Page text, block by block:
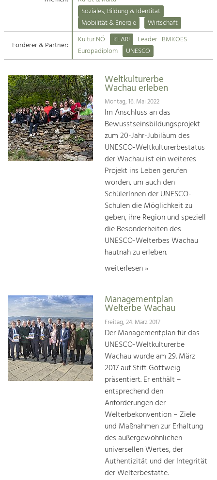
Suche
Impressum
Kontakt
Angebotsentwicklung und
Handwerk, Wissenschaft und Forschung.
Soziales, Bildung &
Identität
Gleichberechtigung, Jugend und
Integration
Mobilität & Energie
Klimawandel, öffentlicher Verkehr und
Steigerung regionaler Wertschöpfung
Soziales, Bildung & Identität
Mobilität & Energie
Wirtschaft
Förderer & Partner:
Kultur NÖ KLAR! Leader BMKOES
Europadiplom
UNESCO
Weltkulturerbe
Wachau erleben
Montag, 16. Mai 2022
Im Anschluss an das
Bewusstseinsbildungsprojekt
zum 20-Jahr-Jubiläum des
UNESCO-Weltkulturerbestatus
der Wachau ist ein weiteres
Projekt ins Leben gerufen
worden, um auch den
SchülerInnen der UNESCO-
Schulen die Möglichkeit zu
geben, ihre Region und speziell
die Besonderheiten des
UNESCO-Welterbes Wachau
hautnah zu erleben.
weiterlesen »
Managementplan
Welterbe Wachau
Freitag, 24. März 2017
Der Managementplan für das
UNESCO-Weltkulturerbe
Wachau wurde am 29. März
2017 auf Stift Göttweig
präsentiert. Er enthält –
entsprechend den
Anforderungen der
Welterbekonvention – Ziele
und Maßnahmen zur Erhaltung
des außergewöhnlichen
universellen Wertes, der
Authentizität und der Integrität
der Welterbestätte.